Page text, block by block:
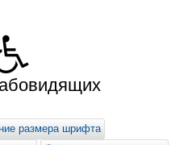
размера шрифта